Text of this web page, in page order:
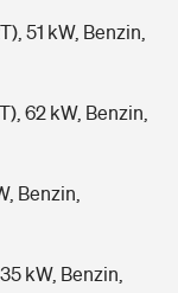
51 kW, Benzin,
62 kW, Benzin,
Benzin,
kW, Benzin,